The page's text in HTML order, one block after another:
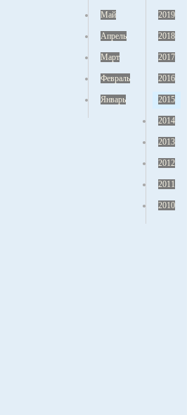
2019
2018
2017
2016
2015
2014
2013
2012
2011
2010
Май
Апрель
Март
Февраль
Январь